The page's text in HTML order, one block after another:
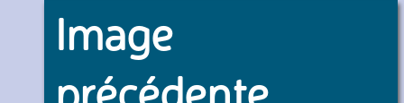
Image
précédente